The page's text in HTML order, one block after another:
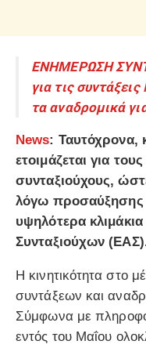
ΕΝΗΜΕΡΩΣΗ
για τις
τα αναδρομικά
News: Ταυτόχρονα,
ετοιμάζεται για
συνταξιούχους,
λόγω προσαύξησης
υψηλότερα
Συνταξιούχων
Η κινητικότητα στο
συντάξεων και
Σύμφωνα με
εντός του Μαΐου